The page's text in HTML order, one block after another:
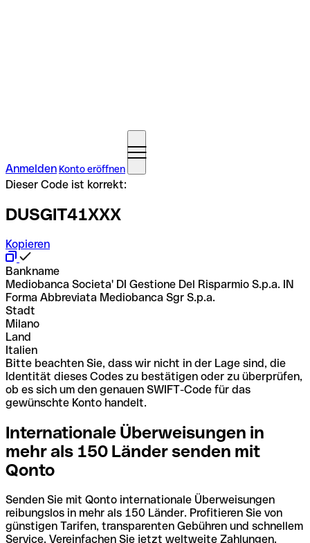
Anmelden Konto eröffnen
Dieser Code ist korrekt:
DUSGIT41XXX
Kopieren
Bankname
Mediobanca Societa' DI Gestione Del Risparmio S.p.a. IN
Forma Abbreviata Mediobanca Sgr S.p.a.
Stadt
Milano
Land
Italien
Bitte beachten Sie, dass wir nicht in der Lage sind, die
Identität dieses Codes zu bestätigen oder zu überprüfen,
ob es sich um den genauen SWIFT-Code für das
gewünschte Konto handelt.
Internationale Überweisungen in
mehr als 150 Länder senden mit
Qonto
Senden Sie mit Qonto internationale Überweisungen
reibungslos in mehr als 150 Länder. Profitieren Sie von
günstigen Tarifen, transparenten Gebühren und schnellem
Service. Vereinfachen Sie jetzt weltweite Zahlungen.